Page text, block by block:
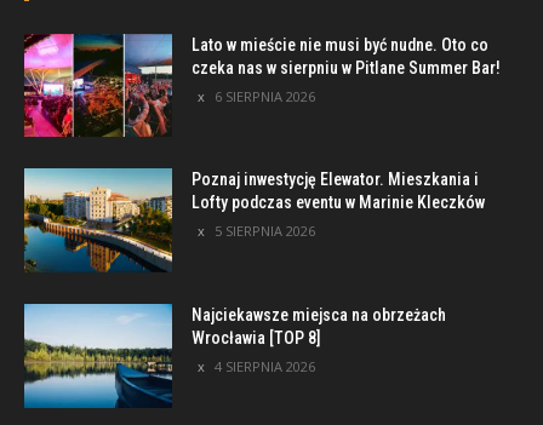
Lato w mieście nie musi być nudne. Oto co
czeka nas w sierpniu w Pitlane Summer Bar!
6 SIERPNIA 2026
Poznaj inwestycję Elewator. Mieszkania i
Lofty podczas eventu w Marinie Kleczków
5 SIERPNIA 2026
Najciekawsze miejsca na obrzeżach
Wrocławia [TOP 8]
4 SIERPNIA 2026